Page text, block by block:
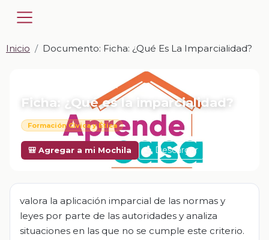
Inicio Documento: Ficha: ¿Qué Es La Imparcialidad?
📎 DOCUMENTO · DOCX
Ficha: ¿Qué es la imparcialidad?
Formación Cívica y Ética
🎒 Agregar a mi Mochila Descargar
valora la aplicación imparcial de las normas y
leyes por parte de las autoridades y analiza
situaciones en las que no se cumple este criterio.